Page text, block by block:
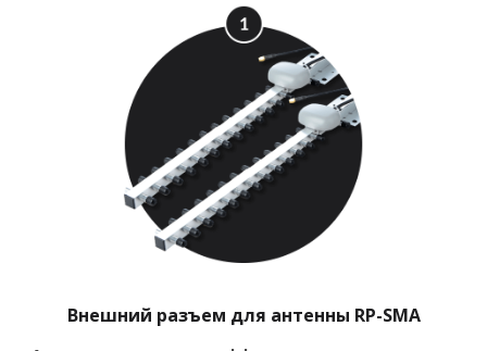
Внешний разъем для антенны RP-SMA